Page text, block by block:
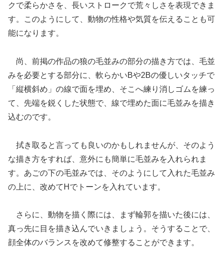
クで柔らかさを、長いストロークで荒々しさを表現できま
す。このようにして、動物の性格や気質を伝えることも可
能になります。
尚、前掲の作品の狼の毛並みの部分の描き方では、毛並
みを必要とする部分に、軟らかいBや2Bの優しいタッチで
「縦横斜め」の線で面を埋め、そこへ練り消しゴムを練っ
て、先端を鋭くした状態で、線で埋めた面に毛並みを描き
込むのです。
拭き取ると言っても良いのかもしれませんが、そのよう
な描き方をすれば、意外にも簡単に毛並みを入れられま
す。あごの下の毛並みでは、そのようにして入れた毛並み
の上に、改めてHでトーンを入れています。
さらに、動物を描く際には、まず輪郭を描いた後には、
真っ先に目を描き込んでいきましょう。そうすることで、
顔全体のバランスを改めて修整することができます。